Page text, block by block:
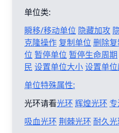
单位类:
瞬移/移动单位 隐藏加攻
克隆操作 复制单位 删除
位 暂停单位 暂停生命周期
民 设置单位大小设置单
单位特殊属性:
光环请看光环 辉煌光环
吸血光环 荆棘光环 耐久